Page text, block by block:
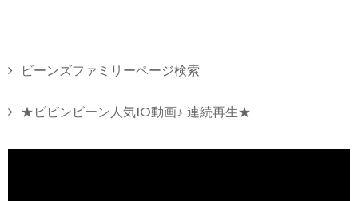
ビーンズファミリーページ検索
★ビビンビーン人気10動画♪ 連続再生★